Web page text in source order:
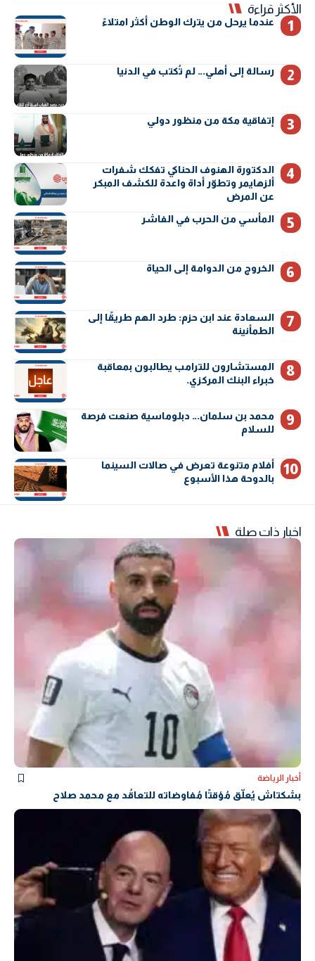
الأكثر قراءة
عندما يرحل من يترك الوطن أكثر امتلاءً
رسالة إلى أهلي… لم تُكتب في الدنيا
إتفاقية مكة من منظور دولي
الدكتورة الهنوف الحناكي تفكك شفرات
ألزهايمر وتطوّر أداة واعدة للكشف المبكر
عن المرض
المأسي من الحرب في الفاشر
الخروج من الدوامة إلى الحياة
السعادة عند ابن حزم: طرد الهم طريقًا إلى
الطمأنينة
المستشارون للترامب يطالبون بمعاقبة
خبراء البنك المركزي.
محمد بن سلمان… دبلوماسية صنعت فرصة
للسلام
أفلام متنوعة تعرض في صالات السينما
بالدوحة هذا الأسبوع
اخبار ذات صلة
أخبار الرياضة
بشكتاش يُعلّق مُؤقتًا مُفاوضاته للتعاقُد مع محمد صلاح